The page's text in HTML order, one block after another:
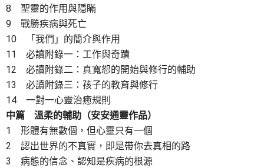
8 聖靈的作用與隱瞞
9 戰勝疾病與死亡
10 「我們」的簡介與作用
11 必讀附錄一：工作與奇蹟
12 必讀附錄二：真寬恕的開始與修行的輔助
13 必讀附錄三：孩子的教育與修行
14 一對一心靈治癒規則
中篇 溫柔的輔助（安安通靈作品）
1 形體有無數個，但心靈只有一個
2 認出世界的不真實，即是帶你去真相的路
3 病態的信念、認知是疾病的根源